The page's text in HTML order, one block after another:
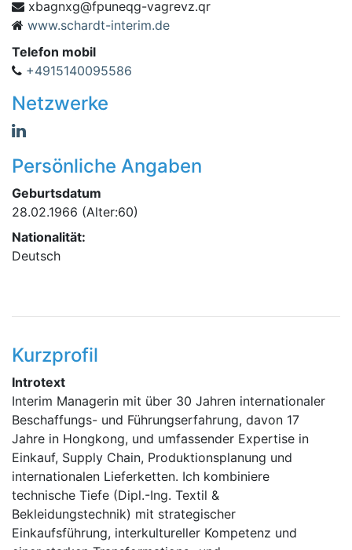
rq.zvergav-g
qenupf@gxngabx
www.schardt-interim.de
Telefon mobil
+4915140095586
Netzwerke
Persönliche Angaben
Geburtsdatum
28.02.1966 (Alter:60)
Nationalität:
Deutsch
Kurzprofil
Introtext
Interim Managerin mit über 30 Jahren internationaler
Beschaffungs- und Führungserfahrung, davon 17
Jahre in Hongkong, und umfassender Expertise in
Einkauf, Supply Chain, Produktionsplanung und
internationalen Lieferketten. Ich kombiniere
technische Tiefe (Dipl.-Ing. Textil &
Bekleidungstechnik) mit strategischer
Einkaufsführung, interkultureller Kompetenz und